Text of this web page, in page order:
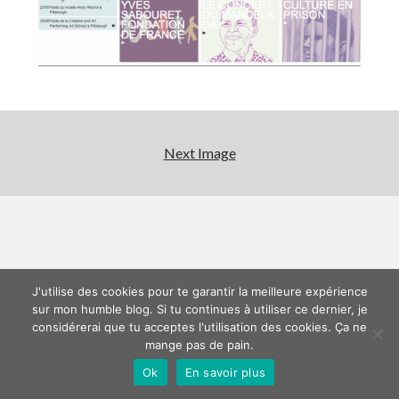
Derniers articles
Proxae ou comment prouver que vous aviez cette idée avant tout le
La Mesa Ya! ou comment trouver un bon restaurant sur la Costa Blanca
protonURL ou comment partager des mots de passe ou informations
Suivez-moi :)
Next Image
Author WordPress Themeby Compete Themes
J'utilise des cookies pour te garantir la meilleure expérience
sur mon humble blog. Si tu continues à utiliser ce dernier, je
considérerai que tu acceptes l'utilisation des cookies. Ça ne
mange pas de pain.
Ok
En savoir plus